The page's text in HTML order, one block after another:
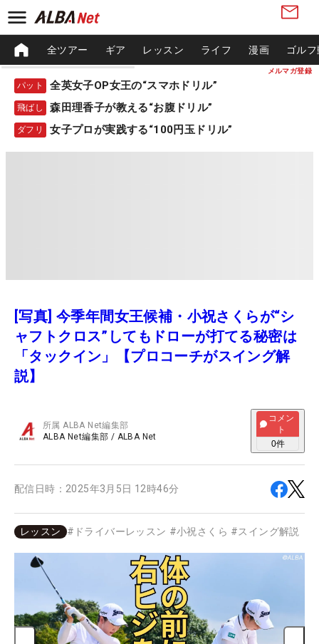
メルマガ登録
全ツアー ギア レッスン ライフ 漫画 ゴル
パット 全英女子OP女王の“スマホドリル”
飛ばし 森田理香子が教える“お腹ドリル”
ダフリ 女子プロが実践する“100円玉ドリル”
[写真] 今季年間女王候補・小祝さくらが“シ
ャフトクロス”してもドローが打てる秘密は
「タックイン」【プロコーチがスイング解
説】
所属ALBA Net編集部
ALBA Net編集部 / ALBA Net
コメン
ト
0件
配信日時： 2025年3月5日 12時46分
レッスン # ドライバーレッスン #小祝さくら #スイング解説